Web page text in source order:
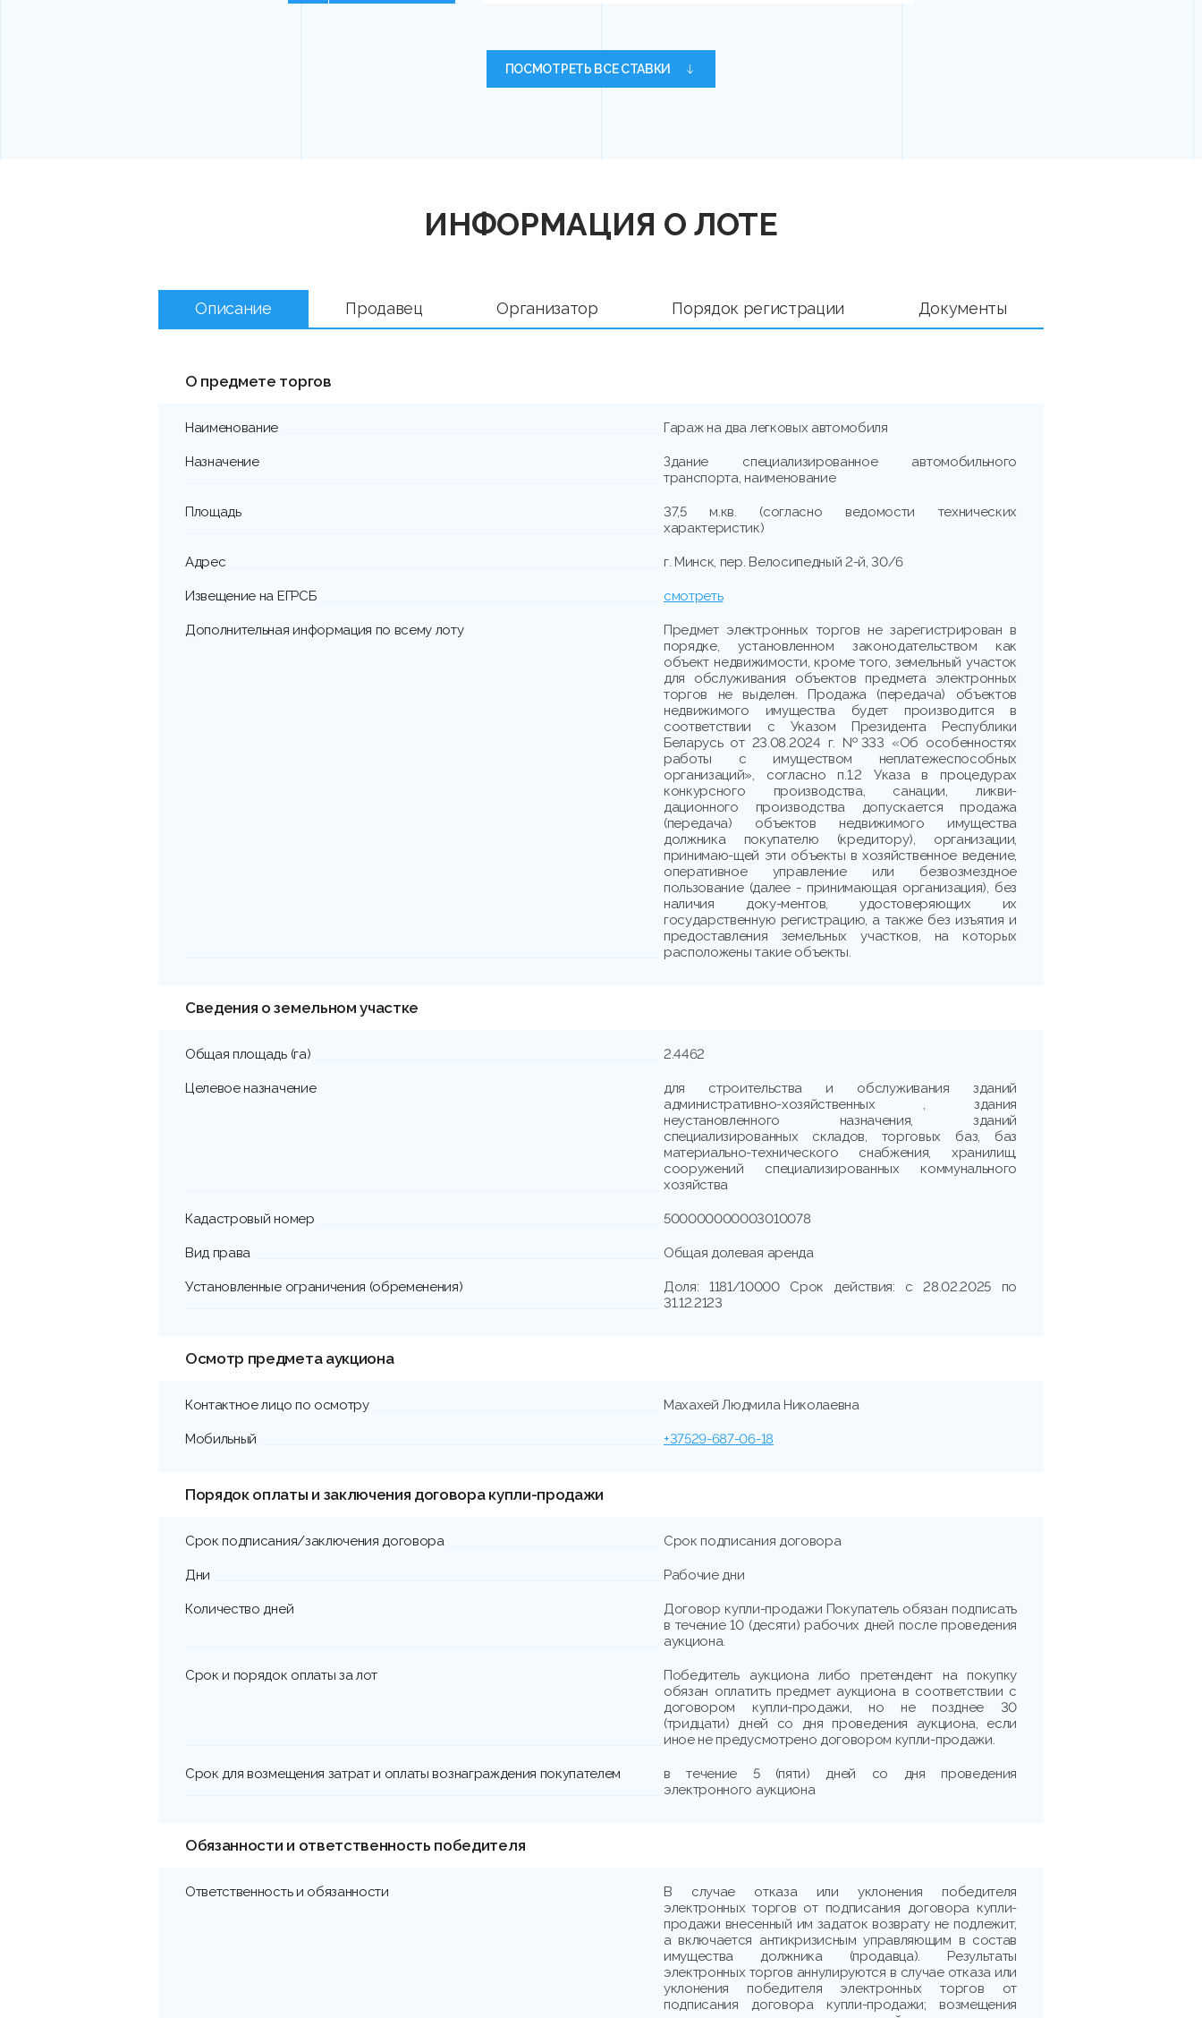
ПОСМОТРЕТЬ ВСЕ СТАВКИ
ИНФОРМАЦИЯ О ЛОТЕ
Описание Продавец Организатор Порядок регистрации Документы
О предмете торгов
Наименование Гараж на два легковых автомобиля
Назначение
Здание специализированное автомобильного
транспорта, наименование
Площадь
37,5 м.кв. (согласно ведомости технических
характеристик)
Адрес г. Минск, пер. Велосипедный 2-й, 30/6
Извещение на ЕГРСБ смотреть
Дополнительная информация по всему лоту
Предмет электронных торгов не зарегистрирован в
порядке, установленном законодательством как
объект недвижимости, кроме того, земельный участок
для обслуживания объектов предмета электронных
торгов не выделен. Продажа (передача) объектов
недвижимого имущества будет производится в
соответствии с Указом Президента Республики
Беларусь от 23.08.2024 г. №333 «Об особенностях
работы с имуществом неплатежеспособных
организаций», согласно п.1.2 Указа в процедурах
конкурсного производства, санации, ликви-
дационного производства допускается продажа
(передача) объектов недвижимого имущества
должника покупателю (кредитору), организации,
принимаю-щей эти объекты в хозяйственное ведение,
оперативное управление или безвозмездное
пользование (далее - принимающая организация), без
наличия доку-ментов, удостоверяющих их
государственную регистрацию, а также без изъятия и
предоставления земельных участков, на которых
расположены такие объекты.
Сведения о земельном участке
Общая площадь (га) 2.4462
Целевое назначение
для строительства и обслуживания зданий
административно-хозяйственных , здания
неустановленного назначения, зданий
специализированных складов, торговых баз, баз
материально-технического снабжения, хранилищ,
сооружений специализированных коммунального
хозяйства
Кадастровый номер 500000000003010078
Вид права Общая долевая аренда
Установленные ограничения (обременения)
Доля: 1181/10000 Срок действия: с 28.02.2025 по
31.12.2123
Осмотр предмета аукциона
Контактное лицо по осмотру Махахей Людмила Николаевна
Мобильный +37529-687-06-18
Порядок оплаты и заключения договора купли-продажи
Срок подписания/заключения договора Срок подписания договора
Дни Рабочие дни
Количество дней
Договор купли-продажи Покупатель обязан подписать
в течение 10 (десяти) рабочих дней после проведения
аукциона.
Срок и порядок оплаты за лот
Победитель аукциона либо претендент на покупку
обязан оплатить предмет аукциона в соответствии с
договором купли-продажи, но не позднее 30
(тридцати) дней со дня проведения аукциона, если
иное не предусмотрено договором купли-продажи.
Срок для возмещения затрат и оплаты вознаграждения покупателем
в течение 5 (пяти) дней со дня проведения
электронного аукциона
Обязанности и ответственность победителя
Ответственность и обязанности
В случае отказа или уклонения победителя
электронных торгов от подписания договора купли-
продажи внесенный им задаток возврату не подлежит,
а включается антикризисным управляющим в состав
имущества должника (продавца). Результаты
электронных торгов аннулируются в случае отказа или
уклонения победителя электронных торгов от
подписания договора купли-продажи; возмещения